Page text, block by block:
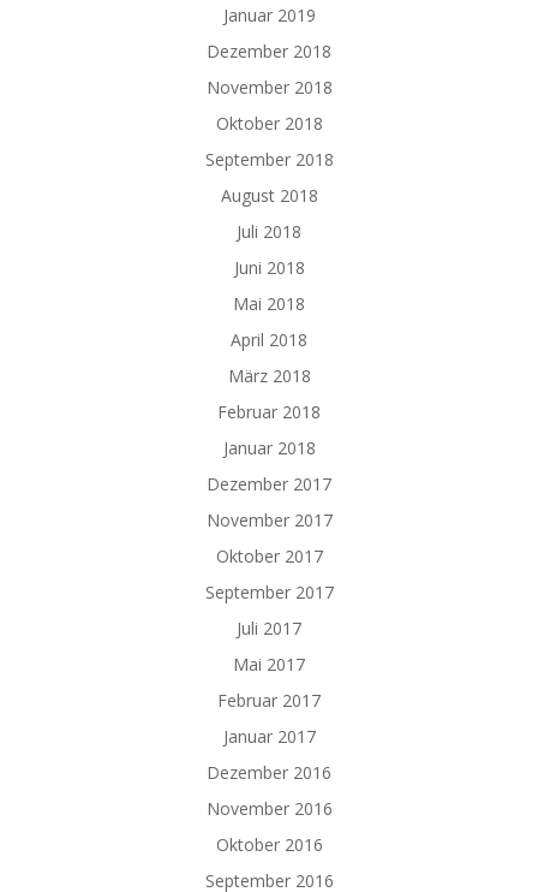
Januar 2019
Dezember 2018
November 2018
Oktober 2018
September 2018
August 2018
Juli 2018
Juni 2018
Mai 2018
April 2018
März 2018
Februar 2018
Januar 2018
Dezember 2017
November 2017
Oktober 2017
September 2017
Juli 2017
Mai 2017
Februar 2017
Januar 2017
Dezember 2016
November 2016
Oktober 2016
September 2016